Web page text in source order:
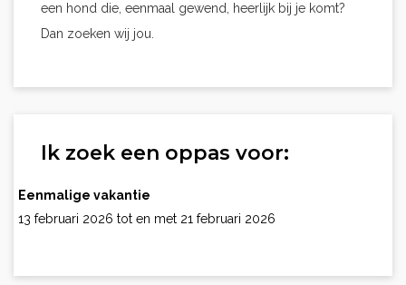
een hond die, eenmaal gewend, heerlijk bij je komt?
Dan zoeken wij jou.
Ik zoek een oppas voor:
Eenmalige vakantie
13 februari 2026 tot en met 21 februari 2026